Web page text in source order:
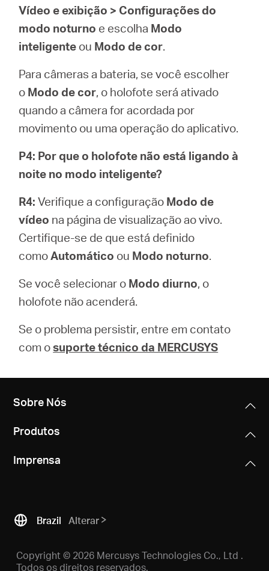
Vídeo e exibição > Configurações do
modo noturno e escolha Modo
inteligente ou Modo de cor.
Para câmeras a bateria, se você escolher
o Modo de cor, o holofote será ativado
quando a câmera for acordada por
movimento ou uma operação do aplicativo.
P4: Por que o holofote não está ligando à
noite no modo inteligente?
R4:Verifique a configuração Modo de
vídeo na página de visualização ao vivo.
Certifique-se de que está definido
comoAutomático ou Modo noturno.
Se você selecionar o Modo diurno, o
holofote não acenderá.
Se o problema persistir, entre em contato
com osuporte técnico da MERCUSYS
Sobre Nós
Produtos
Imprensa
Brazil Alterar
Copyright © 2026 Mercusys Technologies Co., Ltd .
Todos os direitos reservados.